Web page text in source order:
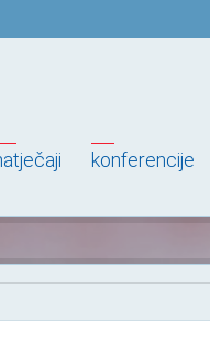
konferencije